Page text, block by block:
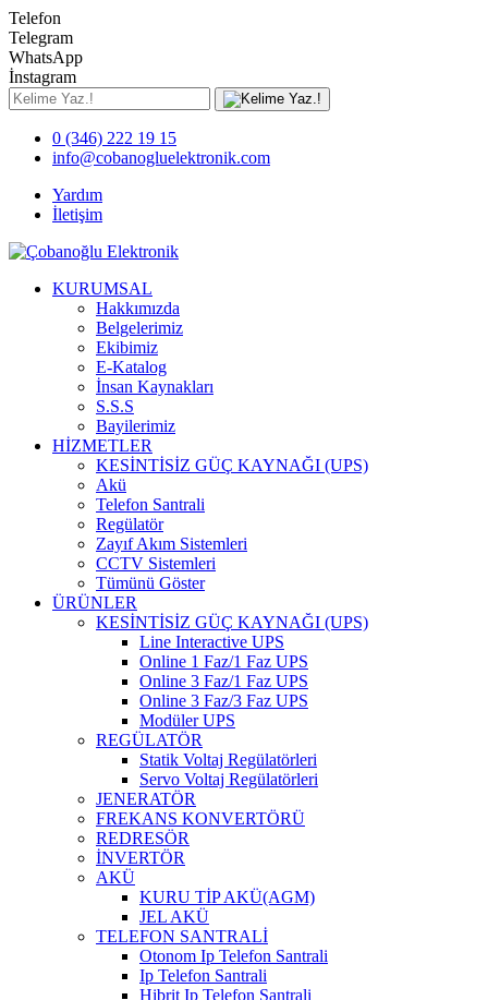
Telefon
Telegram
WhatsApp
İnstagram
0 (346) 222 19 15
info@cobanogluelektronik.com
Yardım
İletişim
KURUMSAL
Hakkımızda
Belgelerimiz
Ekibimiz
E-Katalog
İnsan Kaynakları
S.S.S
Bayilerimiz
HİZMETLER
KESİNTİSİZ GÜÇ KAYNAĞI (UPS)
Akü
Telefon Santrali
Regülatör
Zayıf Akım Sistemleri
CCTV Sistemleri
Tümünü Göster
ÜRÜNLER
KESİNTİSİZ GÜÇ KAYNAĞI (UPS)
Line Interactive UPS
Online 1 Faz/1 Faz UPS
Online 3 Faz/1 Faz UPS
Online 3 Faz/3 Faz UPS
Modüler UPS
REGÜLATÖR
Statik Voltaj Regülatörleri
Servo Voltaj Regülatörleri
JENERATÖR
FREKANS KONVERTÖRÜ
REDRESÖR
İNVERTÖR
AKÜ
KURU TİP AKÜ(AGM)
JEL AKÜ
TELEFON SANTRALİ
Otonom Ip Telefon Santrali
Ip Telefon Santrali
Hibrit Ip Telefon Santrali